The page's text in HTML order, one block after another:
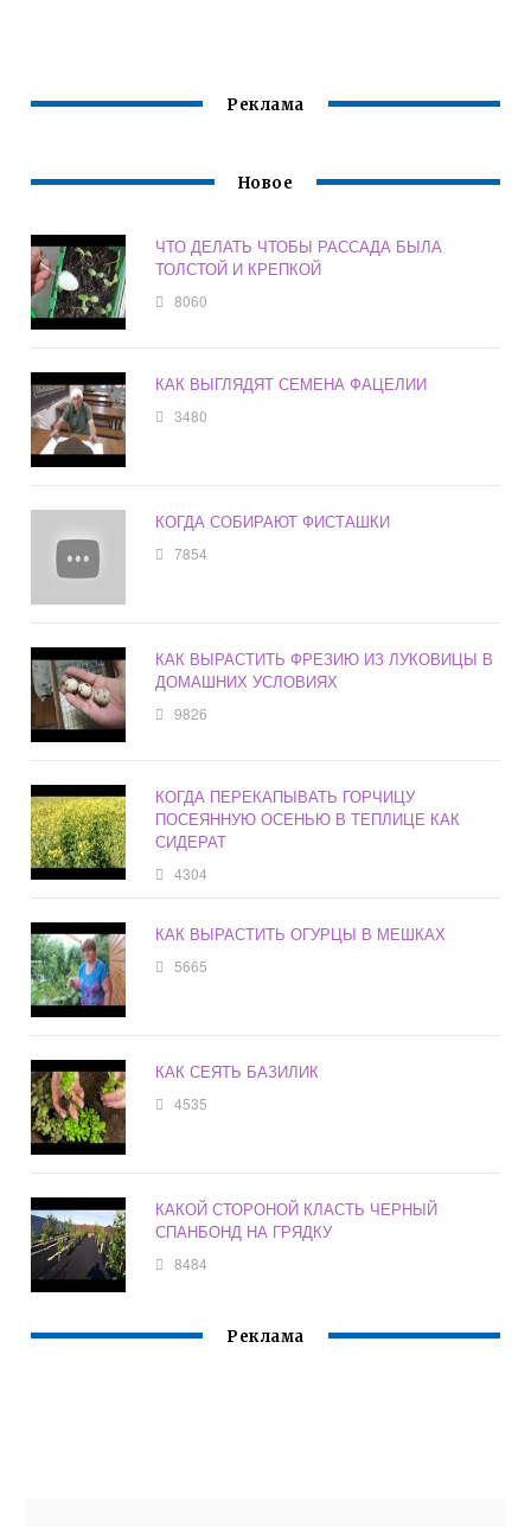
Реклама
Новое
ЧТО ДЕЛАТЬ ЧТОБЫ РАССАДА БЫЛА
ТОЛСТОЙ И КРЕПКОЙ
8060
КАК ВЫГЛЯДЯТ СЕМЕНА ФАЦЕЛИИ
3480
КОГДА СОБИРАЮТ ФИСТАШКИ
7854
КАК ВЫРАСТИТЬ ФРЕЗИЮ ИЗ ЛУКОВИЦЫ В
ДОМАШНИХ УСЛОВИЯХ
9826
КОГДА ПЕРЕКАПЫВАТЬ ГОРЧИЦУ
ПОСЕЯННУЮ ОСЕНЬЮ В ТЕПЛИЦЕ КАК
СИДЕРАТ
4304
КАК ВЫРАСТИТЬ ОГУРЦЫ В МЕШКАХ
5665
КАК СЕЯТЬ БАЗИЛИК
4535
КАКОЙ СТОРОНОЙ КЛАСТЬ ЧЕРНЫЙ
СПАНБОНД НА ГРЯДКУ
8484
Реклама